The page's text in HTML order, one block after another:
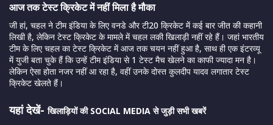
आज तक टेस्ट क्रिकेट में नहीं मिला है मौका
जी हां, चहल ने टीम इंडिया के लिए वनडे और टी20 क्रिकेट में कई बार जीत की कहानी
लिखी है, लेकिन टेस्ट क्रिकेट के मामले में चहल लकी खिलाड़ी नहीं रहे हैं। जहां भारतीय
टीम के लिए चहल का टेस्ट क्रिकेट में आज तक चयन नहीं हुआ है, साथ ही एक इंटरव्यू
में युजी बता चुके हैं कि उन्हें टीम इंडिया से 1 टेस्ट मैच खेलने का काफी ज्यादा मन है।
लेकिन ऐसा होता नजर नहीं आ रहा है, वहीं उनके दोस्त कुलदीप यादव लगातार टेस्ट
क्रिकेट खेलते हैं।
यहां देखें-खिलाड़ियों की SOCIAL MEDIA से जुड़ी सभी खबरें